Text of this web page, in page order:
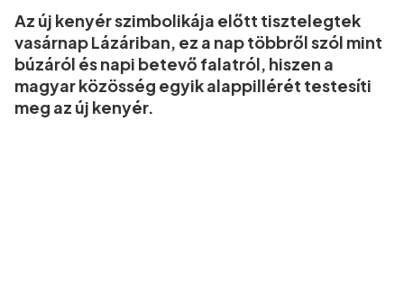
Az új kenyér szimbolikája előtt tisztelegtek
vasárnap Lázáriban, ez a nap többről szól mint
búzáról és napi betevő falatról, hiszen a
magyar közösség egyik alappillérét testesíti
meg az új kenyér.